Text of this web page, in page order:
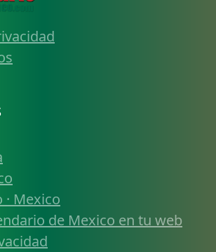
· Mexico
de Mexico en tu web